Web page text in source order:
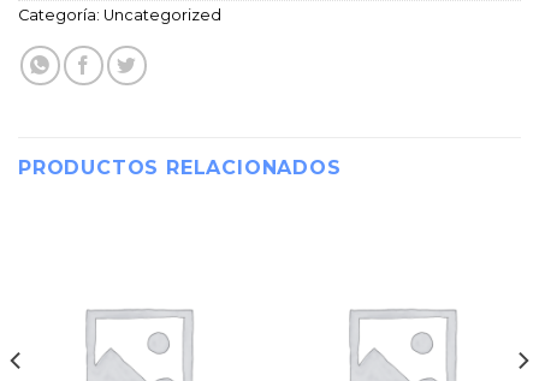
Categoría: Uncategorized
PRODUCTOS RELACIONADOS